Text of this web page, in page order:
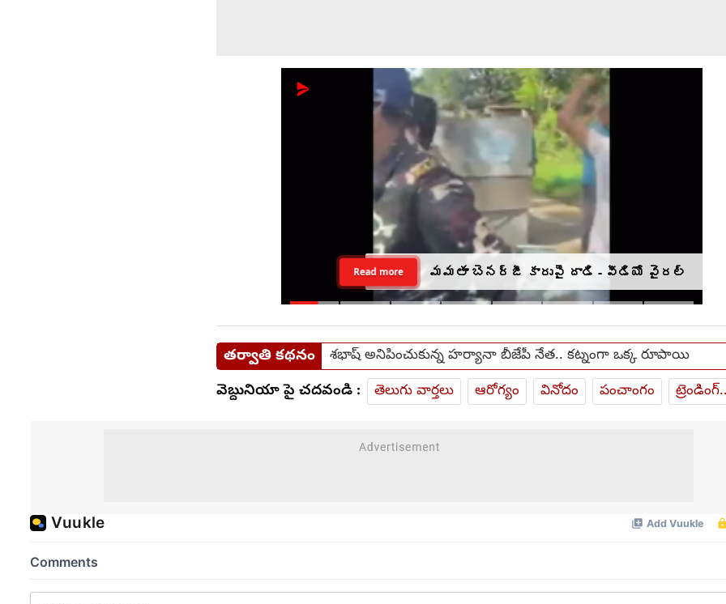
మమతా బెనర్జీ కారుపై దాడి - వీడియో వైరల్
Read more
తర్వాతి కథనం శభాష్ అనిపించుకున్న హర్యానా బీజేపీ నేత.. కట్నంగా ఒక్క రూపాయి
వెబ్దునియా పై చదవండి : తెలుగు వార్తలు ఆరోగ్యం వినోదం పంచాంగం